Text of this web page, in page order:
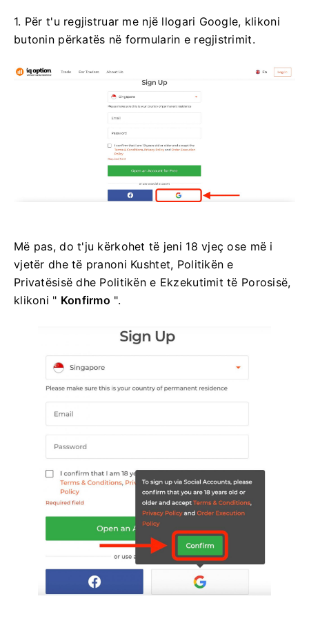
1. Për t'u regjistruar me një llogari Google, klikoni
butonin përkatës në formularin e regjistrimit.
Më pas, do t'ju kërkohet të jeni 18 vjeç ose më i
vjetër dhe të pranoni Kushtet, Politikën e
Privatësisë dhe Politikën e Ekzekutimit të Porosisë,
klikoni " Konfirmo ".